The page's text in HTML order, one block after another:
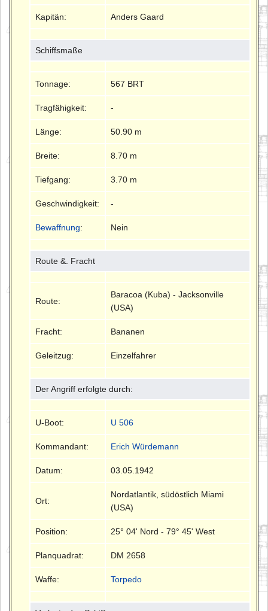
Kapitän: Anders Gaard
Schiffsmaße
Tonnage: 567 BRT
Tragfähigkeit: -
Länge: 50.90 m
Breite: 8.70 m
Tiefgang: 3.70 m
Geschwindigkeit: -
Bewaffnung: Nein
Route &. Fracht
Route:
Baracoa (Kuba) - Jacksonville
(USA)
Fracht: Bananen
Geleitzug: Einzelfahrer
Der Angriff erfolgte durch:
U-Boot: U 506
Kommandant: Erich Würdemann
Datum: 03.05.1942
Ort:
Nordatlantik, südöstlich Miami
(USA)
Position: 25° 04' Nord - 79° 45' West
Planquadrat: DM 2658
Waffe: Torpedo